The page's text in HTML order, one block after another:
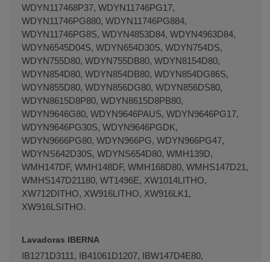
WDYN117468P37, WDYN11746PG17,
WDYN11746PG880, WDYN11746PG884,
WDYN11746PG8S, WDYN4853D84, WDYN4963D84,
WDYN6545D04S, WDYN654D30S, WDYN754DS,
WDYN755D80, WDYN755DB80, WDYN8154D80,
WDYN854D80, WDYN854DB80, WDYN854DG86S,
WDYN855D80, WDYN856DG80, WDYN856DS80,
WDYN8615D8P80, WDYN8615D8PB80,
WDYN9646G80, WDYN9646PAUS, WDYN9646PG17,
WDYN9646PG30S, WDYN9646PGDK,
WDYN9666PG80, WDYN966PG, WDYN966PG47,
WDYNS642D30S, WDYNS654D80, WMH139D,
WMH147DF, WMH148DF, WMH168D80, WMHS147D21,
WMHS147D21180, WT1496E, XW1014LITHO,
XW712DITHO, XW916LITHO, XW916LK1,
XW916LSITHO.
Lavadoras IBERNA
IB1271D3111, IB41061D1207, IBW147D4E80,